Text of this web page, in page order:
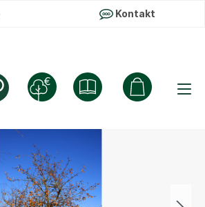
Kontakt